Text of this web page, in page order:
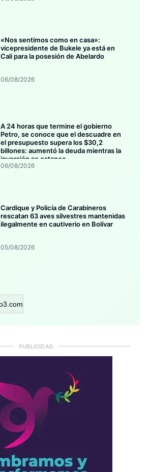
«Nos sentimos como en casa»:
vicepresidente de Bukele ya está en
Cali para la posesión de Abelardo
06/08/2026
A 24 horas que termine el gobierno
Petro, se conoce que el descuadre en
el presupuesto supera los $30,2
billones: aumentó la deuda mientras la
inversión se estanca
06/08/2026
Cardique y Policía de Carabineros
rescatan 63 aves silvestres mantenidas
ilegalmente en cautiverio en Bolívar
05/08/2026
PUBLICIDAD